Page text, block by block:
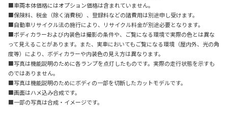
■車両本体価格にはオプション価格は含まれていません。
■保険料、税金（除く消費税）、登録料などの諸費用は別途申し受けます。
■自動車リサイクル法の施行により、リサイクル料金が別途必要となります。
■ボディカラーおよび内装色は撮影の条件や、ご覧になる環境で実際の色とは異な
って見えることがあります。また、実車においてもご覧になる環境（屋内外、光の角
度等）により、ボディカラーや内装色の見え方は異なります。
■写真は機能説明のために各ランプを点灯したものです。実際の走行状態を示すも
のではありません。
■写真は機能説明のためにボディの一部を切断したカットモデルです。
■画面はハメ込み合成です。
■一部の写真は合成・イメージです。